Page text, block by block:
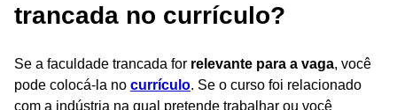
trancada no currículo?
Se a faculdade trancada for relevante para a vaga, você
pode colocá-la no currículo. Se o curso foi relacionado
com a indústria na qual pretende trabalhar ou você